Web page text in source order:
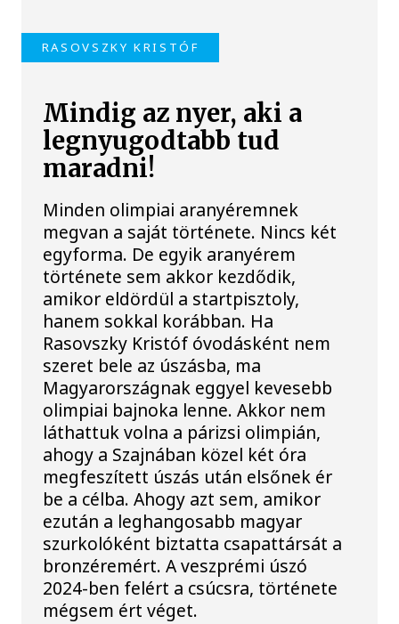
RASOVSZKY KRISTÓF
Mindig az nyer, aki a
legnyugodtabb tud
maradni!
Minden olimpiai aranyéremnek
megvan a saját története. Nincs két
egyforma. De egyik aranyérem
története sem akkor kezdődik,
amikor eldördül a startpisztoly,
hanem sokkal korábban. Ha
Rasovszky Kristóf óvodásként nem
szeret bele az úszásba, ma
Magyarországnak eggyel kevesebb
olimpiai bajnoka lenne. Akkor nem
láthattuk volna a párizsi olimpián,
ahogy a Szajnában közel két óra
megfeszített úszás után elsőnek ér
be a célba. Ahogy azt sem, amikor
ezután a leghangosabb magyar
szurkolóként biztatta csapattársát a
bronzéremért. A veszprémi úszó
2024-ben felért a csúcsra, története
mégsem ért véget.